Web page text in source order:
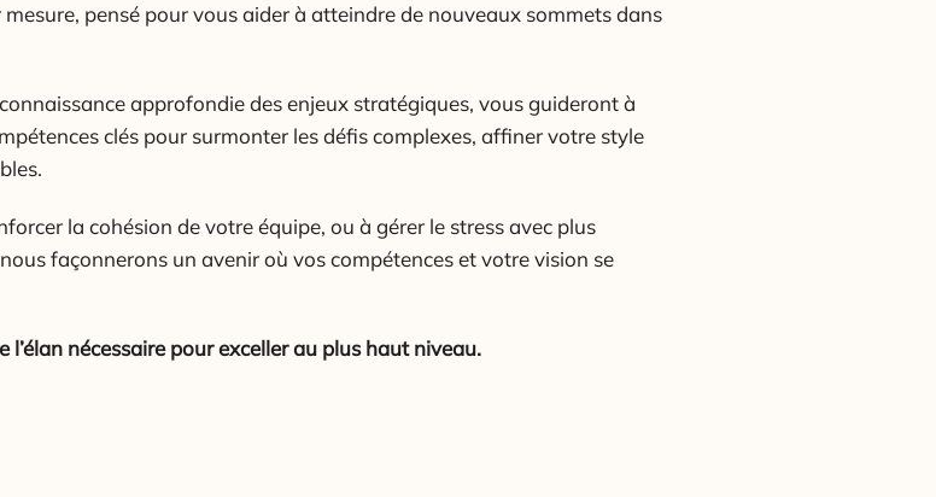
pensé pour vous aider à atteindre de nouveaux sommets dans
approfondie des enjeux stratégiques, vous guideront à
clés pour surmonter les défis complexes, affiner votre style
la cohésion de votre équipe, ou à gérer le stress avec plus
façonnerons un avenir où vos compétences et votre vision se
nécessaire pour exceller au plus haut niveau.